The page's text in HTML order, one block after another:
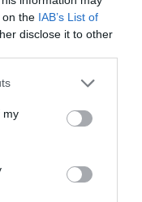
on the IAB’s List of
disclose it to other
or more Google
You may click to
third-party tags to
in below Google
my
döntés vagy a
kamatai
kamat